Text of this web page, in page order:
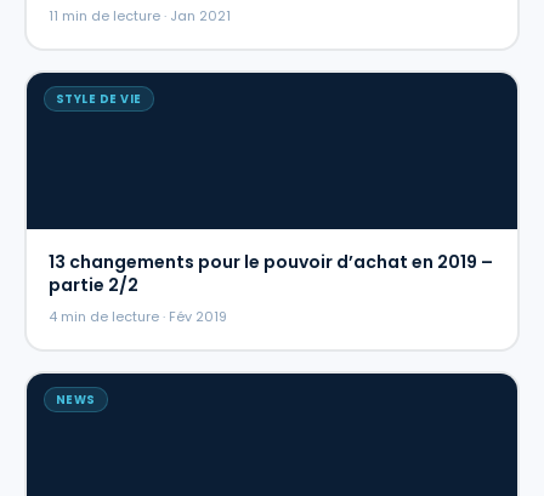
11 min de lecture · Jan 2021
STYLE DE VIE
13 changements pour le pouvoir d’achat en 2019 –
partie 2/2
4 min de lecture · Fév 2019
NEWS